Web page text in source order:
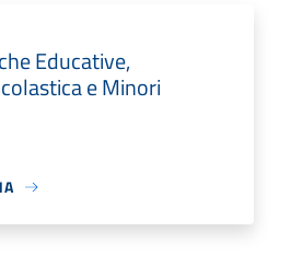
Educative,
e Minori